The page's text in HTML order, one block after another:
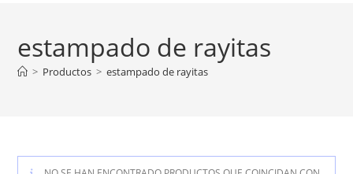
estampado de rayitas
> Productos > estampado de rayitas